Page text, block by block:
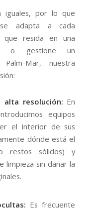
iguales, por lo que
adapta a cada
que resida en una
o gestione un
Mar, nuestra
alta resolución: En
equipos
el interior de sus
dónde está el
restos sólidos) y
limpieza sin dañar la
Es frecuente